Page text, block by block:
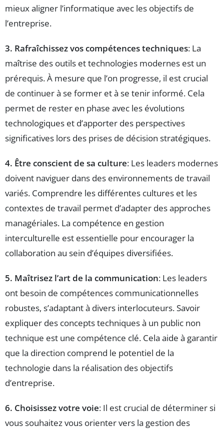
mieux aligner l’informatique avec les objectifs de
l’entreprise.
3. Rafraîchissez vos compétences techniques: La
maîtrise des outils et technologies modernes est un
prérequis. À mesure que l’on progresse, il est crucial
de continuer à se former et à se tenir informé. Cela
permet de rester en phase avec les évolutions
technologiques et d’apporter des perspectives
significatives lors des prises de décision stratégiques.
4. Être conscient de sa culture: Les leaders modernes
doivent naviguer dans des environnements de travail
variés. Comprendre les différentes cultures et les
contextes de travail permet d’adapter des approches
managériales. La compétence en gestion
interculturelle est essentielle pour encourager la
collaboration au sein d’équipes diversifiées.
5. Maîtrisez l’art de la communication: Les leaders
ont besoin de compétences communicationnelles
robustes, s’adaptant à divers interlocuteurs. Savoir
expliquer des concepts techniques à un public non
technique est une compétence clé. Cela aide à garantir
que la direction comprend le potentiel de la
technologie dans la réalisation des objectifs
d’entreprise.
6. Choisissez votre voie: Il est crucial de déterminer si
vous souhaitez vous orienter vers la gestion des